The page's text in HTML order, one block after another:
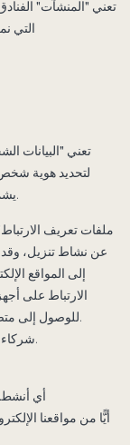
تعني "المنشآت"
التي
تعني "البيانات
لتحديد هوية شخص
يشمل ذلك بيانات الأشخاص المتوفين أو البيانات المُجهَّلة.
"ملفات تعريف
عن نشاط تنزيل،
إلى المواقع
الارتباط على
للوصول إلى متصفح الويب أثناء زيارتك لمواقعنا الإلكترونية وتطبيقاتنا.
"شركاء الأعمال" تعني جهة تجارية تربطنا بها علاقة تحالفٍ ما.
• أي